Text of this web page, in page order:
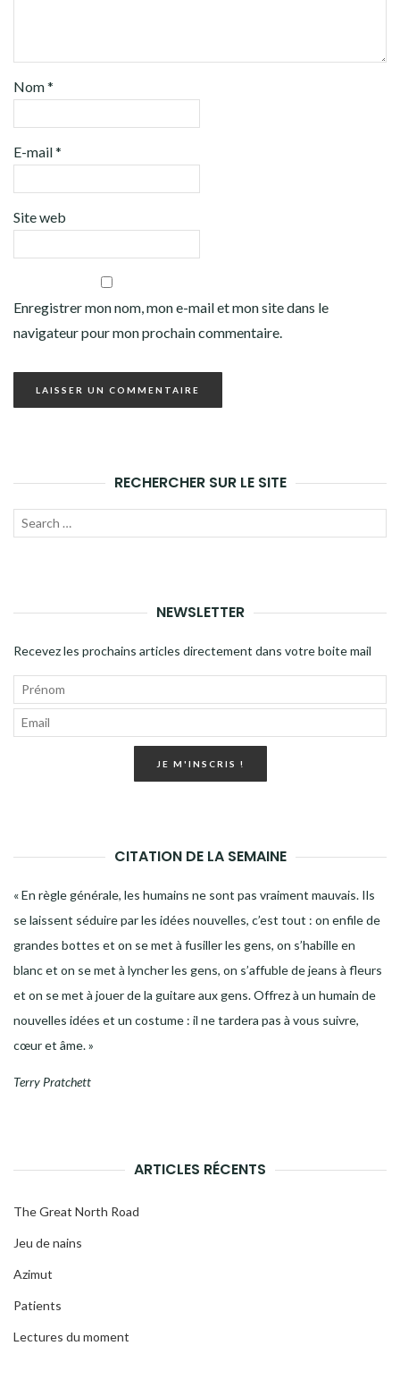
Nom*
E-mail*
Site web
Enregistrer mon nom, mon e-mail et mon site dans le
navigateur pour mon prochain commentaire.
RECHERCHER SUR LE SITE
Recherche
NEWSLETTER
Recevez les prochains articles directement dans votre boite mail
JE M'INSCRIS !
CITATION DE LA SEMAINE
« En règle générale, les humains ne sont pas vraiment mauvais. Ils
se laissent séduire par les idées nouvelles, c’est tout : on enfile de
grandes bottes et on se met à fusiller les gens, on s’habille en
blanc et on se met à lyncher les gens, on s’affuble de jeans à fleurs
et on se met à jouer de la guitare aux gens. Offrez à un humain de
nouvelles idées et un costume : il ne tardera pas à vous suivre,
cœur et âme. »
Terry Pratchett
ARTICLES RÉCENTS
The Great North Road
Jeu de nains
Azimut
Patients
Lectures du moment